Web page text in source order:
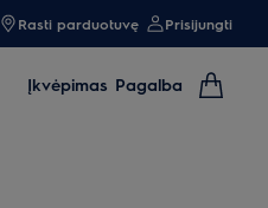
Rasti parduotuvę Prisijungti
Įkvėpimas Pagalba